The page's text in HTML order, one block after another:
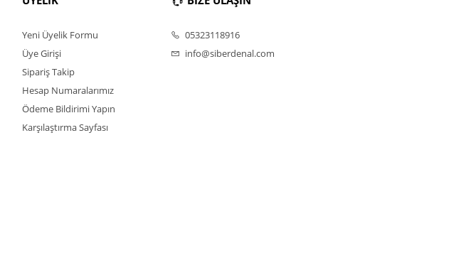
Yeni Üyelik Formu
Üye Girişi
Sipariş Takip
Hesap Numaralarımız
Ödeme Bildirimi Yapın
Karşılaştırma Sayfası
05323118916
info@siberdenal.com